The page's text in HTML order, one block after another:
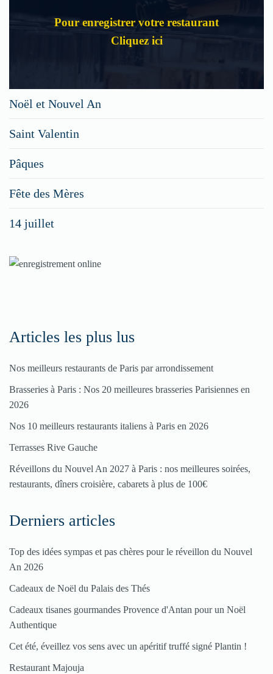
Pour enregistrer votre restaurant
Cliquez ici
Noël et Nouvel An
Saint Valentin
Pâques
Fête des Mères
14 juillet
Articles les plus lus
Nos meilleurs restaurants de Paris par arrondissement
Brasseries à Paris : Nos 20 meilleures brasseries Parisiennes en
2026
Nos 10 meilleurs restaurants italiens à Paris en 2026
Terrasses Rive Gauche
Réveillons du Nouvel An 2027 à Paris : nos meilleures soirées,
restaurants, dîners croisière, cabarets à plus de 100€
Derniers articles
Top des idées sympas et pas chères pour le réveillon du Nouvel
An 2026
Cadeaux de Noël du Palais des Thés
Cadeaux tisanes gourmandes Provence d'Antan pour un Noël
Authentique
Cet été, éveillez vos sens avec un apéritif truffé signé Plantin !
Restaurant Majouja